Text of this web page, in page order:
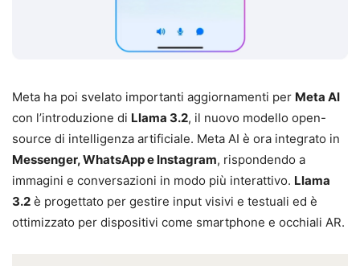
Meta ha poi svelato importanti aggiornamenti per Meta AI
con l’introduzione di Llama 3.2, il nuovo modello open-
source di intelligenza artificiale. Meta AI è ora integrato in
Messenger, WhatsApp e Instagram, rispondendo a
immagini e conversazioni in modo più interattivo. Llama
3.2 è progettato per gestire input visivi e testuali ed è
ottimizzato per dispositivi come smartphone e occhiali AR.